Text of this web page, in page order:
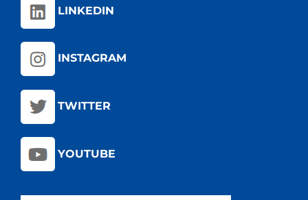
LINKEDIN
INSTAGRAM
TWITTER
YOUTUBE